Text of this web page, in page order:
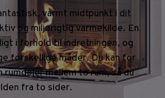
varmt midtpunkt i dit
og miljørigtig varmekilde. En
i forhold til indretningen, og
forskellige måder. Du kan for
mellem to rum, så du
fra to sider.